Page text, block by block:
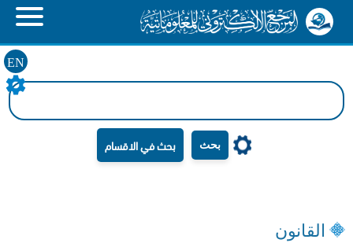
EN
بحث
القانون